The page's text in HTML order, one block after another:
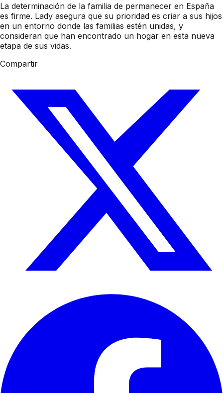
La determinación de la familia de permanecer en España
es firme. Lady asegura que su prioridad es criar a sus hijos
en un entorno donde las familias estén unidas, y
consideran que han encontrado un hogar en esta nueva
etapa de sus vidas.
Compartir